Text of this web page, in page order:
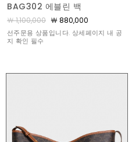
BAG302 에블린 백
￦ 1,100,000 ￦ 880,000
선주문용 상품입니다. 상세페이지 내 공
지 확인 필수